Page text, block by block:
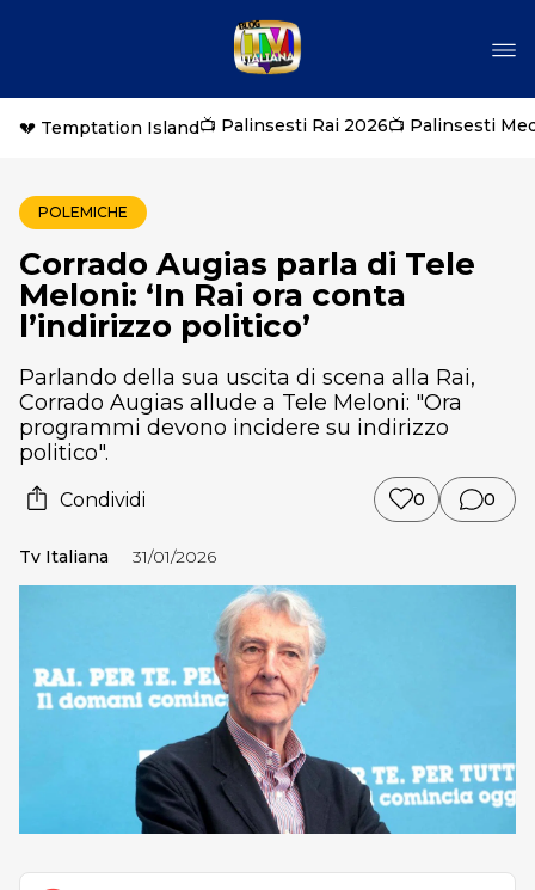
💔 Temptation Island📺 Palinsesti Rai 2026📺 Palinsesti
POLEMICHE
Corrado Augias parla di Tele
Meloni: ‘In Rai ora conta
l’indirizzo politico’
Parlando della sua uscita di scena alla Rai,
Corrado Augias allude a Tele Meloni: "Ora
programmi devono incidere su indirizzo
politico".
Condividi 0 0
Tv Italiana 31/01/2026